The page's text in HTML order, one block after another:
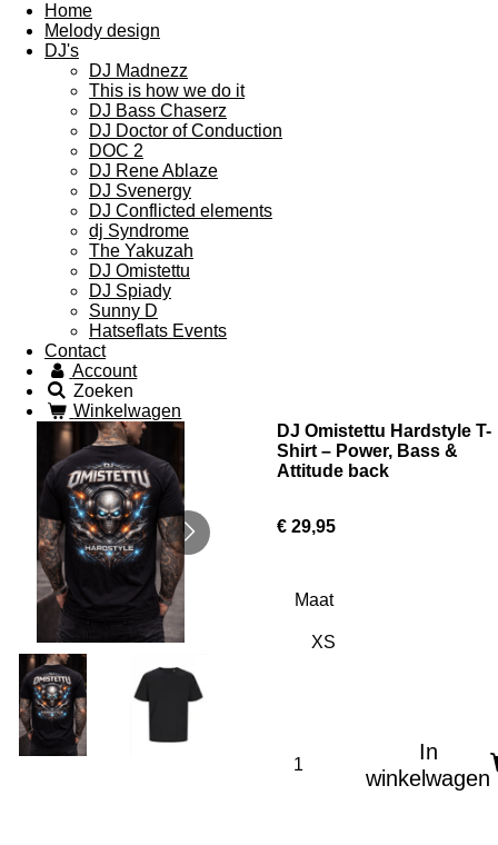
Home
Melody design
DJ's
DJ Madnezz
This is how we do it
DJ Bass Chaserz
DJ Doctor of Conduction
DOC 2
DJ Rene Ablaze
DJ Svenergy
DJ Conflicted elements
dj Syndrome
The Yakuzah
DJ Omistettu
DJ Spiady
Sunny D
Hatseflats Events
Contact
Account
Zoeken
Winkelwagen
DJ Omistettu Hardstyle T-
Shirt – Power, Bass &
Attitude back
€ 29,95
Maat
In
winkelwagen